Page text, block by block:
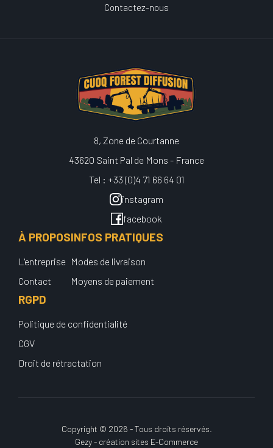
Contactez-nous
8, Zone de Courtanne
43620 Saint Pal de Mons - France
Tel : +33 (0)4 71 66 64 01
instagram
facebook
À PROPOS
L'entreprise
Contact
INFOS PRATIQUES
Modes de livraison
Moyens de paiement
RGPD
Politique de confidentialité
CGV
Droit de rétractation
Copyright © 2026 - Tous droits réservés.
Gezy - création sites E-Commerce